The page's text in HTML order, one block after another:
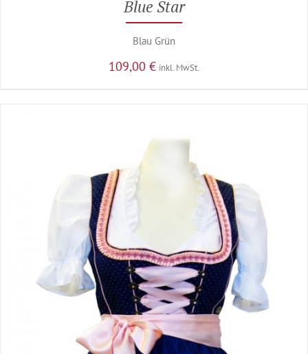
Blue Star
Blau Grün
109,00 € inkl. MwSt.